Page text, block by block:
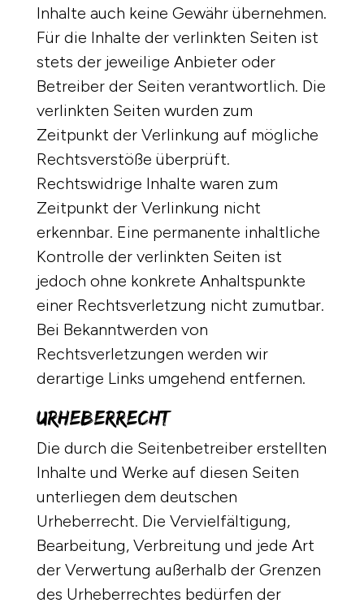
Inhalte auch keine Gewähr übernehmen.
Für die Inhalte der verlinkten Seiten ist
stets der jeweilige Anbieter oder
Betreiber der Seiten verantwortlich. Die
verlinkten Seiten wurden zum
Zeitpunkt der Verlinkung auf mögliche
Rechtsverstöße überprüft.
Rechtswidrige Inhalte waren zum
Zeitpunkt der Verlinkung nicht
erkennbar. Eine permanente inhaltliche
Kontrolle der verlinkten Seiten ist
jedoch ohne konkrete Anhaltspunkte
einer Rechtsverletzung nicht zumutbar.
Bei Bekanntwerden von
Rechtsverletzungen werden wir
derartige Links umgehend entfernen.
Urheberrecht
Die durch die Seitenbetreiber erstellten
Inhalte und Werke auf diesen Seiten
unterliegen dem deutschen
Urheberrecht. Die Vervielfältigung,
Bearbeitung, Verbreitung und jede Art
der Verwertung außerhalb der Grenzen
des Urheberrechtes bedürfen der